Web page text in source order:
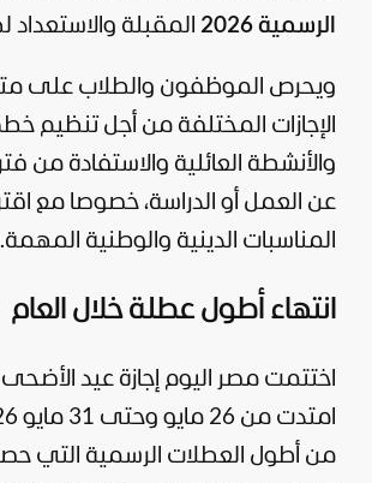
الرسمية 2026
المقبلة والاستعداد
ويحرص الموظفون والطلاب على
الإجازات المختلفة من أجل تنظيم
والأنشطة العائلية والاستفادة من
عن العمل أو الدراسة، خصوصا مع
المناسبات الدينية والوطنية المهمة.
انتهاء أطول عطلة خلال العام
اختتمت مصر اليوم إجازة عيد الأضحى
من أطول العطلات الرسمية التي